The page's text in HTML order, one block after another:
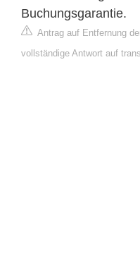
Buchungsgarantie.
Antrag auf Entfernung
vollständige Antwort auf